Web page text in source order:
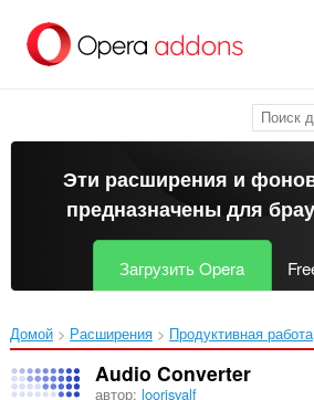
перейти
Эти расширения и
предназначены для
Загрузить Opera
Домой Расширения Продуктивная работа
Audio Converter
автор: loorisvalf